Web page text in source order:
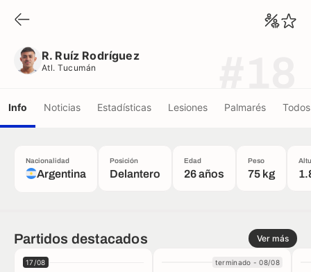
R. Ruíz Rodríguez
Atl. Tucumán
Info Noticias Estadísticas Lesiones Palmarés
Nacionalidad
Argentina
Posición
Delantero
Edad
26 años
Peso
75 kg
Partidos destacados Ver más
17/08 terminado - 08/08